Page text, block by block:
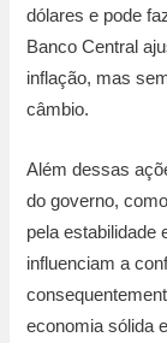
dólares e pode
Banco Central
inflação, mas
câmbio.
Além dessas
do governo,
pela estabilidade
influenciam a
economia sólida